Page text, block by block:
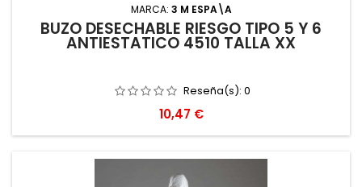
MARCA: 3 M ESPA\A
BUZO DESECHABLE RIESGO TIPO 5 Y 6
ANTIESTATICO 4510 TALLA XX
Reseña(s): 0
Precio
10,47 €